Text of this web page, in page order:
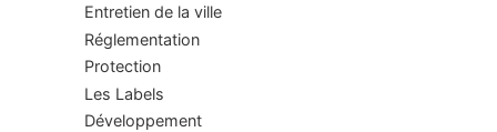
Entretien de la ville
Réglementation
Protection
Les Labels
Développement